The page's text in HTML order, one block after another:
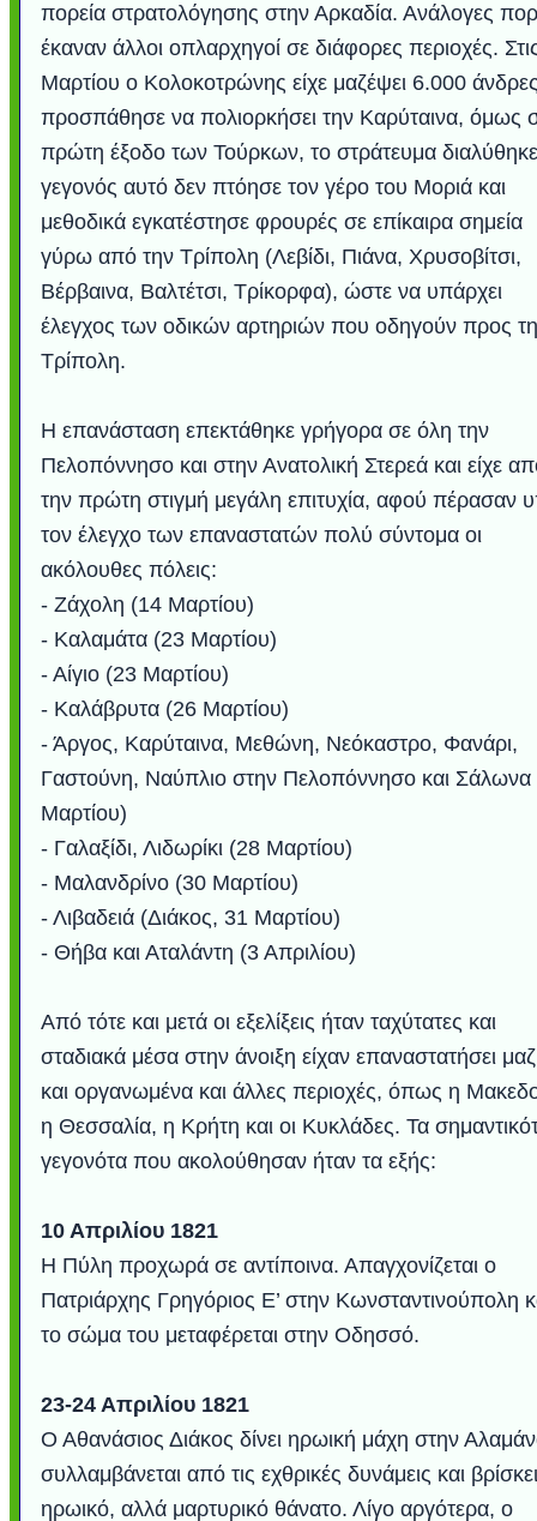
πορεία στρατολόγησης στην Αρκαδία. Ανάλογες
έκαναν άλλοι οπλαρχηγοί σε διάφορες περιοχές.
Μαρτίου ο Κολοκοτρώνης είχε μαζέψει 6.000
προσπάθησε να πολιορκήσει την Καρύταινα, όμως
πρώτη έξοδο των Τούρκων, το στράτευμα
γεγονός αυτό δεν πτόησε τον γέρο του Μοριά και
μεθοδικά εγκατέστησε φρουρές σε επίκαιρα σημεία
γύρω από την Τρίπολη (Λεβίδι, Πιάνα, Χρυσοβίτσι,
Βέρβαινα, Βαλτέτσι, Τρίκορφα), ώστε να υπάρχει
έλεγχος των οδικών αρτηριών που οδηγούν προς
Τρίπολη.
Η επανάσταση επεκτάθηκε γρήγορα σε όλη την
Πελοπόννησο και στην Ανατολική Στερεά και είχε
την πρώτη στιγμή μεγάλη επιτυχία, αφού πέρασαν
τον έλεγχο των επαναστατών πολύ σύντομα οι
ακόλουθες πόλεις:
- Ζάχολη (14 Μαρτίου)
- Καλαμάτα (23 Μαρτίου)
- Αίγιο (23 Μαρτίου)
- Καλάβρυτα (26 Μαρτίου)
- Άργος, Καρύταινα, Μεθώνη, Νεόκαστρο, Φανάρι,
Γαστούνη, Ναύπλιο στην Πελοπόννησο και Σάλωνα
Μαρτίου)
- Γαλαξίδι, Λιδωρίκι (28 Μαρτίου)
- Μαλανδρίνο (30 Μαρτίου)
- Λιβαδειά (Διάκος, 31 Μαρτίου)
- Θήβα και Αταλάντη (3 Απριλίου)
Από τότε και μετά οι εξελίξεις ήταν ταχύτατες και
σταδιακά μέσα στην άνοιξη είχαν επαναστατήσει
και οργανωμένα και άλλες περιοχές, όπως η
η Θεσσαλία, η Κρήτη και οι Κυκλάδες. Τα
γεγονότα που ακολούθησαν ήταν τα εξής:
10 Απριλίου 1821
Η Πύλη προχωρά σε αντίποινα. Απαγχονίζεται ο
Πατριάρχης Γρηγόριος Ε’ στην Κωνσταντινούπολη
το σώμα του μεταφέρεται στην Οδησσό.
23-24 Απριλίου 1821
Ο Αθανάσιος Διάκος δίνει ηρωική μάχη στην
συλλαμβάνεται από τις εχθρικές δυνάμεις και βρίσκει
ηρωικό, αλλά μαρτυρικό θάνατο. Λίγο αργότερα, ο